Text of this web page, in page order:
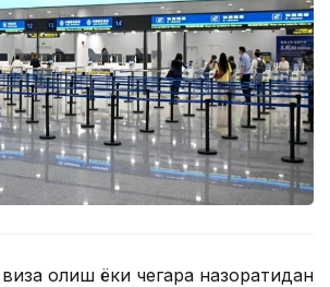
олиш ёки чегара назоратидан